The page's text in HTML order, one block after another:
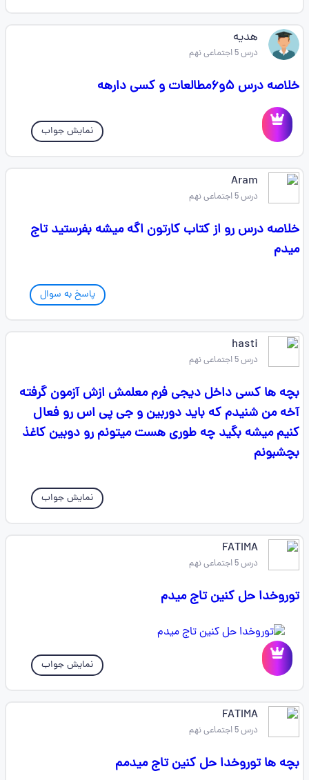
هدیه
درس 5 اجتماعی نهم
خلاصه درس ۵و۶مطالعات و کسی دارهه
نمایش جواب
Aram
درس 5 اجتماعی نهم
خلاصه درس رو از کتاب کارتون اگه میشه بفرستید تاج
میدم
پاسخ به سوال
hasti
درس 5 اجتماعی نهم
بچه ها کسی داخل دیجی فرم معلمش ازش آزمون گرفته
آخه من شنیدم که باید دوربین و جی پی اس رو فعال
کنیم میشه بگید چه طوری هست میتونم رو دوبین کاغذ
بچشبونم
نمایش جواب
FATIMA
درس 5 اجتماعی نهم
توروخدا حل کنین تاج میدم
نمایش جواب
FATIMA
درس 5 اجتماعی نهم
بچه ها توروخدا حل کنین تاج میدمم